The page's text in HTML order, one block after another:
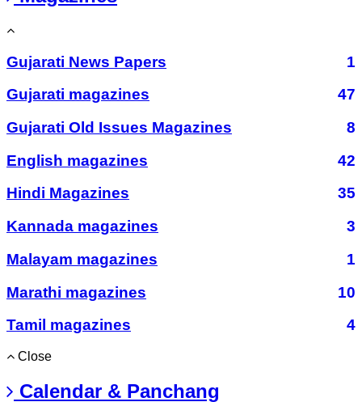
Gujarati News Papers
1
Gujarati magazines
47
Gujarati Old Issues Magazines
8
English magazines
42
Hindi Magazines
35
Kannada magazines
3
Malayam magazines
1
Marathi magazines
10
Tamil magazines
4
Close
Calendar & Panchang